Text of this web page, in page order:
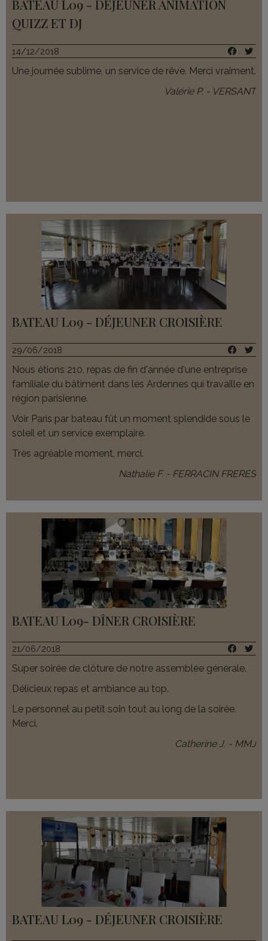
BATEAU L09 - DÉJEUNER ANIMATION
QUIZZ ET DJ
14/12/2018
Une journée sublime, un service de rêve. Merci vraiment.
Valérie P. - VERSANT
BATEAU L09 - DÉJEUNER CROISIÈRE
29/06/2018
Nous étions 210, repas de fin d'année d'une entreprise
familiale du bâtiment dans les Ardennes qui travaille en
région parisienne.
Voir Paris par bateau fût un moment splendide sous le
soleil et un service exemplaire.
Très agréable moment, merci.
Nathalie F. - FERRACIN FRERES
BATEAU L09- DÎNER CROISIÈRE
21/06/2018
Super soirée de clôture de notre assemblée générale.
Délicieux repas et ambiance au top.
Le personnel au petit soin tout au long de la soirée.
Merci.
Catherine J. - MMJ
BATEAU L09 - DÉJEUNER CROISIÈRE